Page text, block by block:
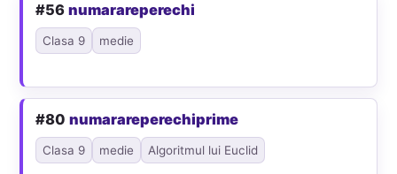
#56numarareperechi
Clasa 9 medie
#80numarareperechiprime
Clasa 9 medie Algoritmul lui Euclid